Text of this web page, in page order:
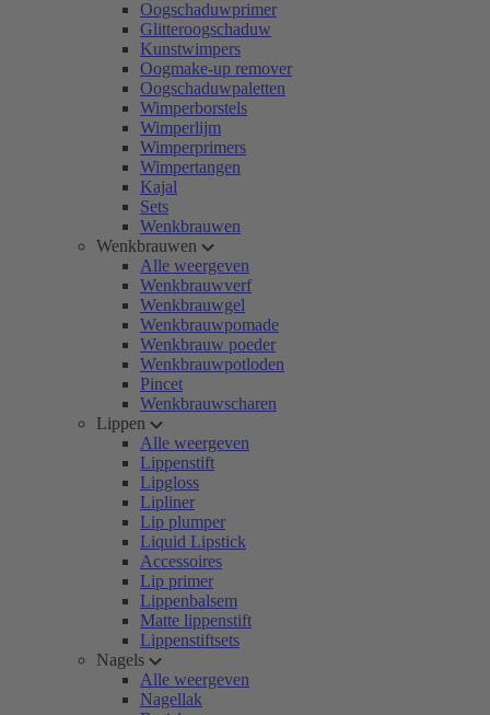
Oogschaduwprimer
Glitteroogschaduw
Kunstwimpers
Oogmake-up remover
Oogschaduwpaletten
Wimperborstels
Wimperlijm
Wimperprimers
Wimpertangen
Kajal
Sets
Wenkbrauwen
Wenkbrauwen
Alle weergeven
Wenkbrauwverf
Wenkbrauwgel
Wenkbrauwpomade
Wenkbrauw poeder
Wenkbrauwpotloden
Pincet
Wenkbrauwscharen
Lippen
Alle weergeven
Lippenstift
Lipgloss
Lipliner
Lip plumper
Liquid Lipstick
Accessoires
Lip primer
Lippenbalsem
Matte lippenstift
Lippenstiftsets
Nagels
Alle weergeven
Nagellak